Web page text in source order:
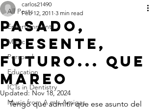
All Posts
Entertainment
Music
Personal
Education
ICTs in Dentistry
Music from A mis Amigas
Pasado,
presente,
futuro... que
mareo
carlos21490
Feb 12, 2011 3 min read
Updated: Nov 18, 2024
Tengo que admitir que ese asunto del